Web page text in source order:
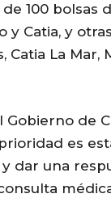
100 bolsas
Catia, y
Catia La Mar,
de
es
dar una